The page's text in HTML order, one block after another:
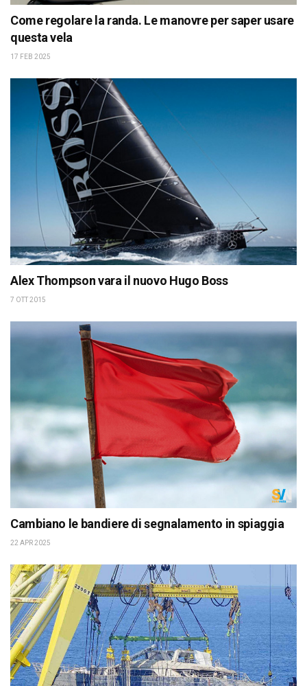
Come regolare la randa. Le manovre per saper usare
questa vela
17 FEB 2025
Alex Thompson vara il nuovo Hugo Boss
7 OTT 2015
Cambiano le bandiere di segnalamento in spiaggia
22 APR 2025